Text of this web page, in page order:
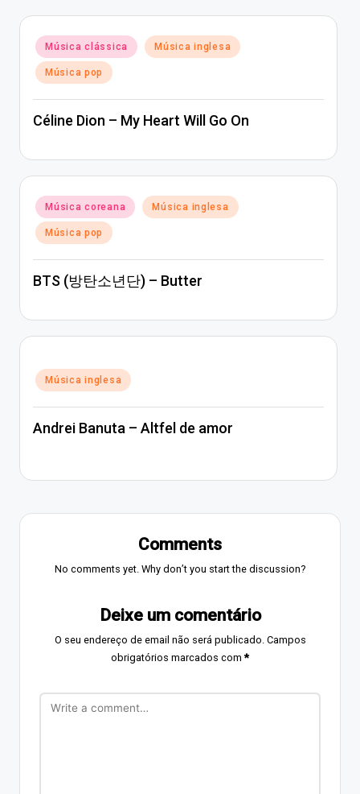
Posted
in
Música clássica Música inglesa
Música pop
Céline Dion – My Heart Will Go On
Posted
in
Música coreana Música inglesa
Música pop
BTS (방탄소년단) – Butter
Posted
in
Música inglesa
Andrei Banuta – Altfel de amor
Comments
No comments yet. Why don’t you start the discussion?
Deixe um comentário
O seu endereço de email não será publicado. Campos
obrigatórios marcados com*